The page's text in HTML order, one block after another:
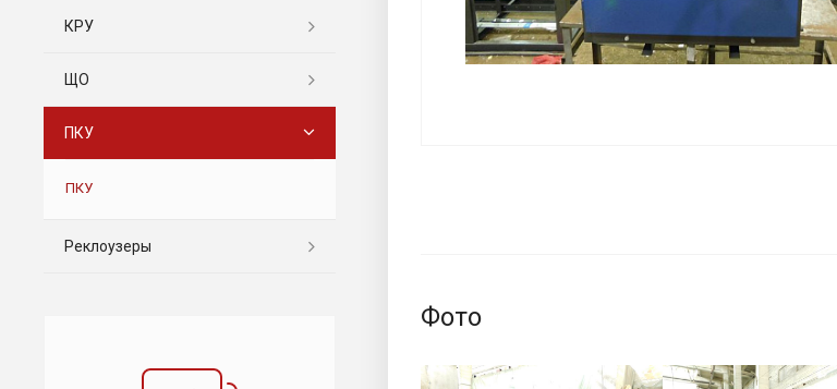
Фото
КРУ
ЩО
ПКУ
ПКУ
Реклоузеры